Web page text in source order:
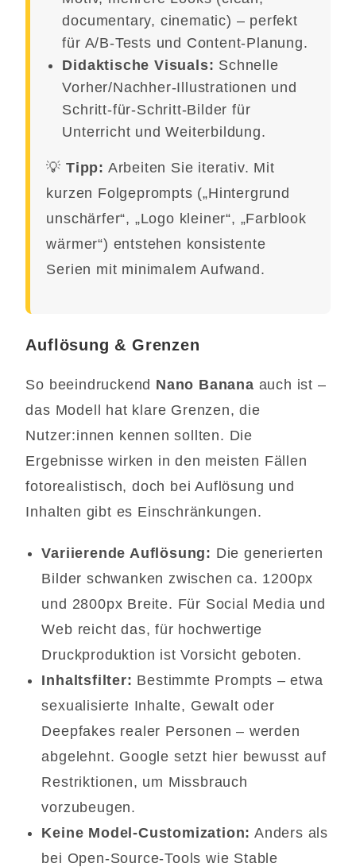
documentary, cinematic) – perfekt
für A/B-Tests und Content-Planung.
Didaktische Visuals: Schnelle
Vorher/Nachher-Illustrationen und
Schritt-für-Schritt-Bilder für
Unterricht und Weiterbildung.
💡 Tipp: Arbeiten Sie iterativ. Mit
kurzen Folgeprompts („Hintergrund
unschärfer“, „Logo kleiner“, „Farblook
wärmer“) entstehen konsistente
Serien mit minimalem Aufwand.
Auflösung & Grenzen
So beeindruckend Nano Banana auch ist –
das Modell hat klare Grenzen, die
Nutzer:innen kennen sollten. Die
Ergebnisse wirken in den meisten Fällen
fotorealistisch, doch bei Auflösung und
Inhalten gibt es Einschränkungen.
Variierende Auflösung: Die generierten
Bilder schwanken zwischen ca. 1200px
und 2800px Breite. Für Social Media und
Web reicht das, für hochwertige
Druckproduktion ist Vorsicht geboten.
Inhaltsfilter: Bestimmte Prompts – etwa
sexualisierte Inhalte, Gewalt oder
Deepfakes realer Personen – werden
abgelehnt. Google setzt hier bewusst auf
Restriktionen, um Missbrauch
vorzubeugen.
Keine Model-Customization: Anders als
bei Open-Source-Tools wie Stable